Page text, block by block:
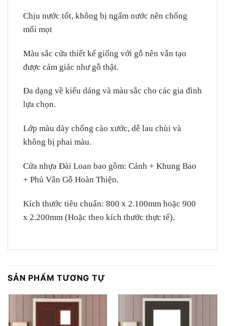
Chịu nước tốt, không bị ngấm nước nên chống
mối mọt
Màu sắc cửa thiết kế giống với gỗ nên vẫn tạo
được cảm giác như gỗ thật.
Đa dạng về kiểu dáng và màu sắc cho các gia đình
lựa chọn.
Lớp màu dày chống cào xước, dễ lau chùi và
không bị phai màu.
Cửa nhựa Đài Loan bao gồm: Cánh + Khung Bao
+ Phủ Vân Gỗ Hoàn Thiện.
Kích thước tiêu chuẩn: 800 x 2.100mm hoặc 900
x 2.200mm (Hoặc theo kích thước thực tế).
SẢN PHẨM TƯƠNG TỰ